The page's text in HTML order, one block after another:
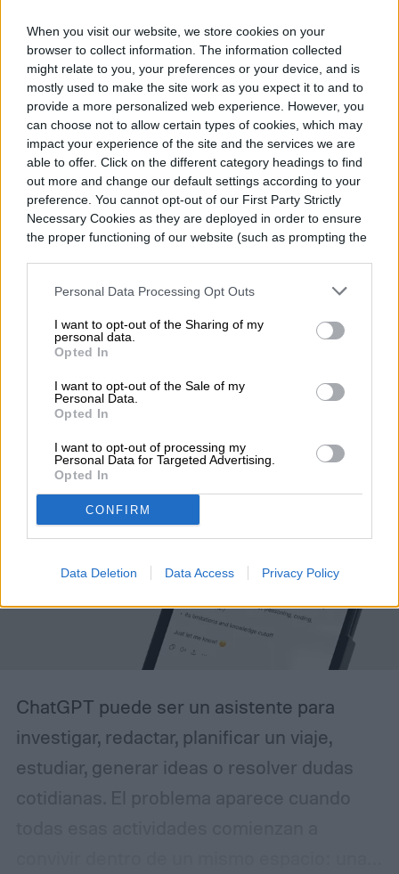
When you visit our website, we store cookies on your
browser to collect information. The information collected
might relate to you, your preferences or your device, and is
mostly used to make the site work as you expect it to and to
provide a more personalized web experience. However, you
can choose not to allow certain types of cookies, which may
impact your experience of the site and the services we are
able to offer. Click on the different category headings to find
out more and change our default settings according to your
preference. You cannot opt-out of our First Party Strictly
Necessary Cookies as they are deployed in order to ensure
the proper functioning of our website (such as prompting the
Personal Data Processing Opt Outs
I want to opt-out of the Sharing of my
personal data.
Opted In
I want to opt-out of the Sale of my
Personal Data.
Opted In
I want to opt-out of processing my
Personal Data for Targeted Advertising.
Opted In
CONFIRM
Data Deletion Data Access Privacy Policy
Topics
NoticiasHomepage
Premiamos los mejores videojuegos en E3 2017
COMPUTACIÓN
La “Jaula de Pájaro” que
promete ordenar el caos
de ChatGPT
ChatGPT puede ser un asistente para
investigar, redactar, planificar un viaje,
estudiar, generar ideas o resolver dudas
cotidianas. El problema aparece cuando